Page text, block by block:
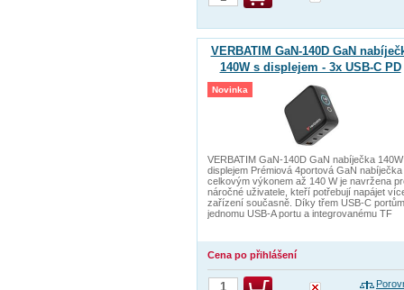
VERBATIM GaN-140D GaN
140W s displejem - 3x USB-C PD
140/100/65W / 1x USB-A QC 3.0
VERBATIM GaN-140D GaN nabíječka
displejem Prémiová 4portová GaN
celkovým výkonem až 140 W je navržena
náročné uživatele, kteří potřebují napájet
zařízení současně. Díky třem USB-C
jednomu USB-A portu a integrovanému TF
Cena po přihlášení
Novinka